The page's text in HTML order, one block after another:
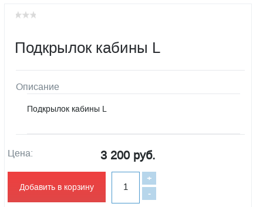
Подкрылок кабины L
Описание
Подкрылок кабины L
Цена: 3 200 руб.
Добавить в корзину
-
+